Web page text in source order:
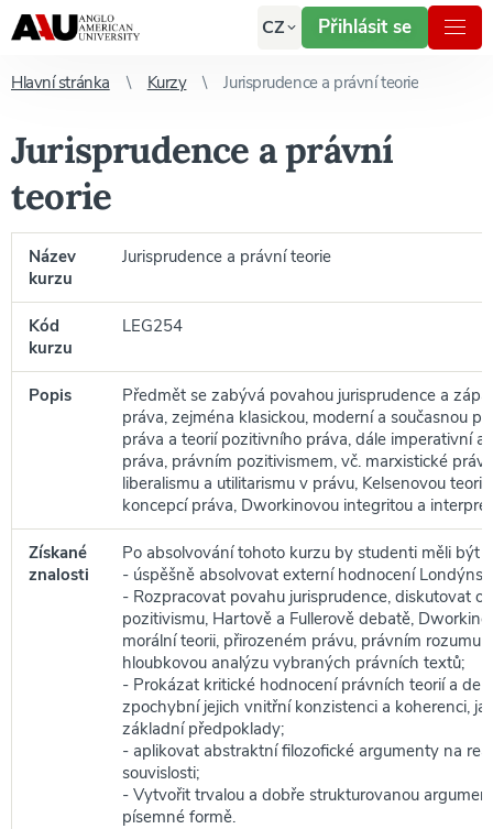
CZ Přihlásit se
Hlavní stránka Kurzy Jurisprudence a právní teorie
Jurisprudence a právní
teorie
Název
kurzu
Jurisprudence a právní teorie
Kód
kurzu
LEG254
Popis
Předmět se zabývá povahou jurisprudence a
práva, zejména klasickou, moderní a současnou
práva a teorií pozitivního práva, dále imperativní a
práva, právním pozitivismem, vč. marxistické
liberalismu a utilitarismu v právu, Kelsenovou
koncepcí práva, Dworkinovou integritou a
Získané
znalosti
Po absolvování tohoto kurzu by studenti měli být
- úspěšně absolvovat externí hodnocení
- Rozpracovat povahu jurisprudence, diskutovat o
pozitivismu, Hartově a Fullerově debatě,
morální teorii, přirozeném právu, právním rozumu
hloubkovou analýzu vybraných právních textů;
- Prokázat kritické hodnocení právních teorií a
zpochybní jejich vnitřní konzistenci a koherenci,
základní předpoklady;
- aplikovat abstraktní filozofické argumenty na
souvislosti;
- Vytvořit trvalou a dobře strukturovanou
písemné formě.